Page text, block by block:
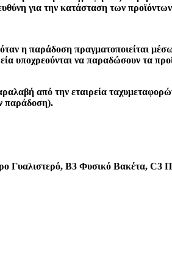
για την κατάσταση των
η παράδοση πραγματοποιείται
υποχρεούνται να παραδώσουν τα
από την εταιρεία
παράδοση).
B3 Φυσικό Βακέτα, C3